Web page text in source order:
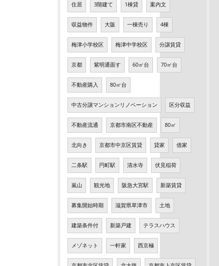
住居 3階建て 1棟貸 案内文
収益物件 大阪 一棟売り 4棟
梅津小学校区 梅津中学校区 分譲賃貸
京都 紫明通面す 60㎡台 70㎡台
不動産購入 80㎡台
中古分譲マンションリノベーション 区分収益
不動産流通 京都市南区不動産 80㎡
北向き 京都市中京区賃貸 貸家 借家
二条駅 円町駅 清水寺 伏見稲荷
嵐山 観光地 阪急大宮駅 新築賃貸
募集開始時期 滋賀県草津市 土地
建築条件付 新築戸建 テラスハウス
メゾネット 一軒家 西京極